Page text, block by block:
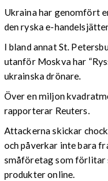
Ukraina har genomfört
den ryska e-
I bland annat St.
utanför Moskva har
ukrainska drönare.
Över en miljon
rapporterar Reuters.
Attackerna skickar
och påverkar inte bara
småföretag som förlitar
produkter online.